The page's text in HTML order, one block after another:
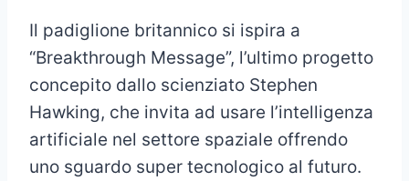
Il padiglione britannico si ispira a
“Breakthrough Message”, l’ultimo progetto
concepito dallo scienziato Stephen
Hawking, che invita ad usare l’intelligenza
artificiale nel settore spaziale offrendo
uno sguardo super tecnologico al futuro.